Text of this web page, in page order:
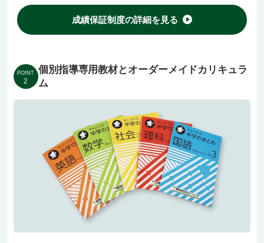
成績保証制度の詳細を見る
POINT
2
個別指導専用教材とオーダーメイドカリキュラ
ム